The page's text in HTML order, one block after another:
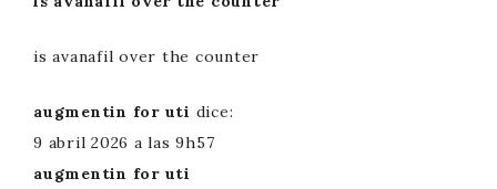
is avanafil over the counter
augmentin for uti dice:
9 abril 2026 a las 9h57
augmentin for uti